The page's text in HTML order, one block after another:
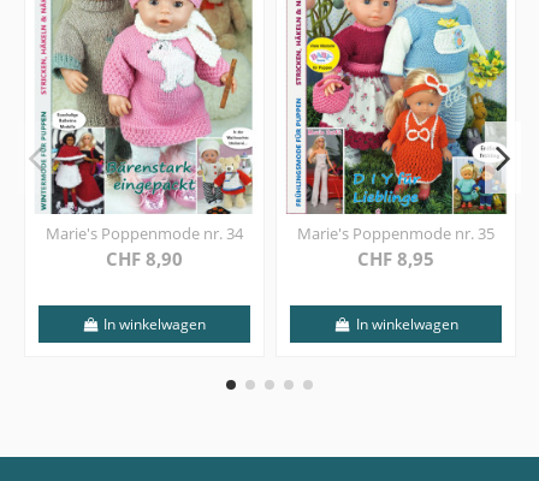
Marie's Poppenmode nr. 34
CHF 8,90
In winkelwagen
Marie's Poppenmode nr. 35
CHF 8,95
In winkelwagen